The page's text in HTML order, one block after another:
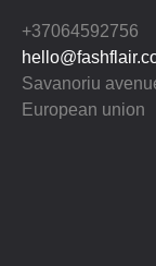
+37064592756
Savanoriu
European union